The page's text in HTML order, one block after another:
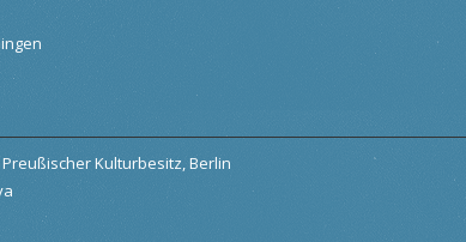
Kulturbesitz, Berlin